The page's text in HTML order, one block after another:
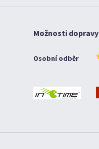
Možnosti dopravy
Osobní odběr